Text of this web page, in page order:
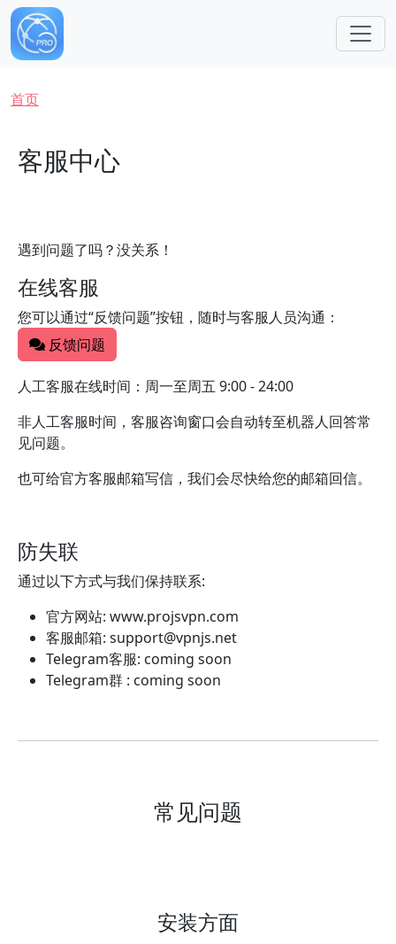
跳转到主要内容
面包屑
首页
客服中心
遇到问题了吗？没关系！
在线客服
您可以通过“反馈问题”按钮，随时与客服人员沟通：
反馈问题
人工客服在线时间：周一至周五 9:00 - 24:00
非人工客服时间，客服咨询窗口会自动转至机器人回答常
见问题。
也可给官方客服邮箱写信，我们会尽快给您的邮箱回信。
防失联
通过以下方式与我们保持联系:
官方网站: www.projsvpn.com
客服邮箱: support@vpnjs.net
Telegram客服: coming soon
Telegram群 : coming soon
常见问题
安装方面